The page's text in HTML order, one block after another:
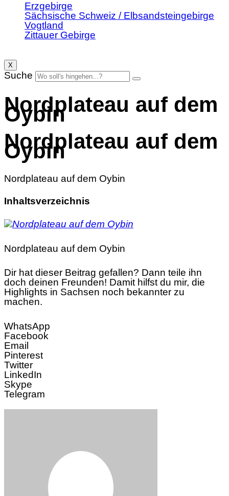
Erzgebirge
Sächsische Schweiz / Elbsandsteingebirge
Vogtland
Zittauer Gebirge
X
Suche
Nordplateau auf dem
Oybin
Nordplateau auf dem
Oybin
Nordplateau auf dem Oybin
Inhaltsverzeichnis
Nordplateau auf dem Oybin
Dir hat dieser Beitrag gefallen? Dann teile ihn
doch deinen Freunden! Damit hilfst du mir, die
Highlights in Sachsen noch bekannter zu
machen.
WhatsApp
Facebook
Email
Pinterest
Twitter
LinkedIn
Skype
Telegram